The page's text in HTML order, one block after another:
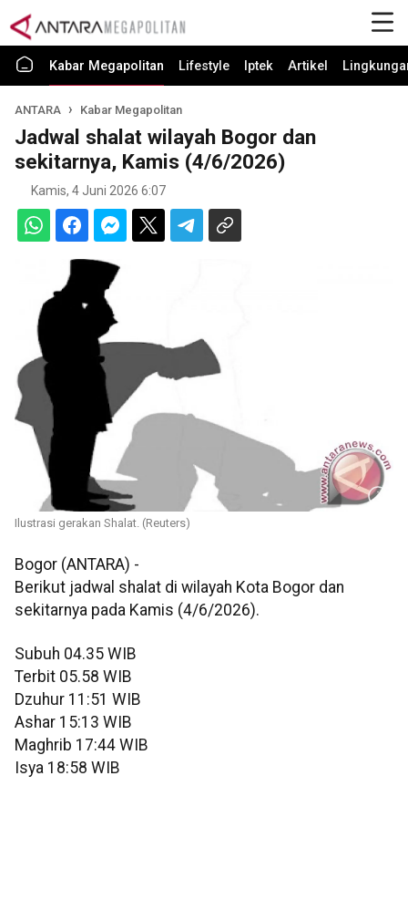
Kabar Megapolitan Lifestyle Iptek Artikel
ANTARA Kabar Megapolitan
Jadwal shalat wilayah Bogor dan
sekitarnya, Kamis (4/6/2026)
Kamis, 4 Juni 2026 6:07
Ilustrasi gerakan Shalat. (Reuters)
Bogor (ANTARA) -
Berikut jadwal shalat di wilayah Kota Bogor dan
sekitarnya pada Kamis (4/6/2026).
Subuh 04.35 WIB
Terbit 05.58 WIB
Dzuhur 11:51 WIB
Ashar 15:13 WIB
Maghrib 17:44 WIB
Isya 18:58 WIB